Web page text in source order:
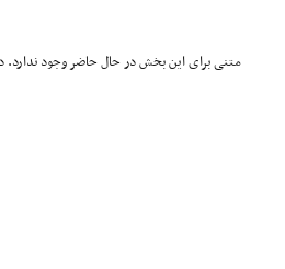
متنی برای این بخش در حال حاضر وجود ندارد.